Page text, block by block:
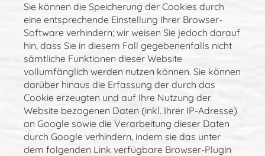
Sie können die Speicherung der Cookies durch
eine entsprechende Einstellung Ihrer Browser-
Software verhindern; wir weisen Sie jedoch darauf
hin, dass Sie in diesem Fall gegebenenfalls nicht
sämtliche Funktionen dieser Website
vollumfänglich werden nutzen können. Sie können
darüber hinaus die Erfassung der durch das
Cookie erzeugten und auf Ihre Nutzung der
Website bezogenen Daten (inkl. Ihrer IP-Adresse)
an Google sowie die Verarbeitung dieser Daten
durch Google verhindern, indem sie das unter
dem folgenden Link verfügbare Browser-Plugin